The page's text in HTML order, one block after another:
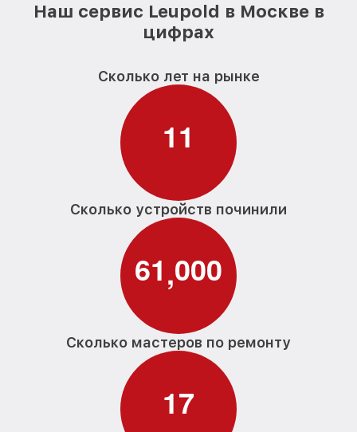
Наш сервис Leupold в Москве в
цифрах
Сколько лет на рынке
11
Сколько устройств починили
61,000
Сколько мастеров по ремонту
17